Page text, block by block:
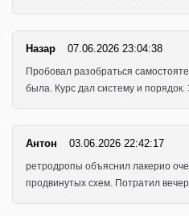
Назар 07.06.2026 23:04:38
Пробовал разобраться
была. Курс дал систему и порядок.
Антон 03.06.2026 22:42:17
ретродропы объяснил лакерио
продвинутых схем. Потратил